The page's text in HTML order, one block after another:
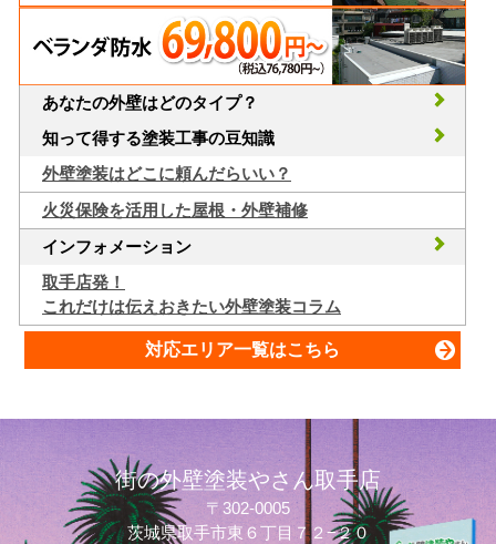
あなたの外壁はどのタイプ？
知って得する塗装工事の豆知識
外壁塗装はどこに頼んだらいい？
火災保険を活用した屋根・外壁補修
インフォメーション
取手店発！
これだけは伝えおきたい外壁塗装コラム
対応エリア一覧はこちら
街の外壁塗装やさん取手店
〒302-0005
茨城県取手市東６丁目７２−２０